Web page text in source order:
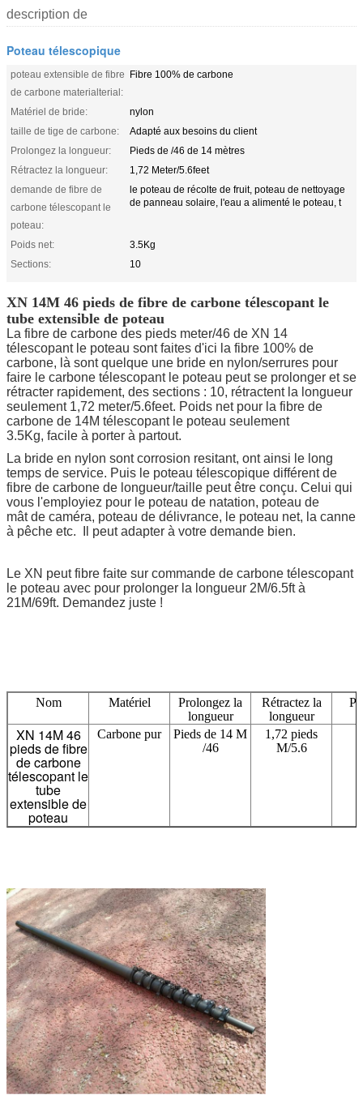
description de
Poteau télescopique
poteau extensible de fibre
de carbone materialterial:
Fibre 100% de carbone
Matériel de bride:
nylon
taille de tige de carbone:
Adapté aux besoins du client
Prolongez la longueur:
Pieds de /46 de 14 mètres
Rétractez la longueur:
1,72 Meter/5.6feet
demande de fibre de
carbone télescopant le
poteau:
le poteau de récolte de fruit, poteau de nettoyage
de panneau solaire, l'eau a alimenté le poteau, t
Poids net:
3.5Kg
Sections:
10
XN 14M 46 pieds de fibre de carbone télescopant le
tube extensible de poteau
La fibre de carbone des pieds meter/46 de XN 14
télescopant le poteau sont faites d'ici la fibre 100% de
carbone, là sont quelque une bride en nylon/serrures pour
faire le carbone télescopant le poteau peut se prolonger et se
rétracter rapidement, des sections : 10, rétractent la longueur
seulement 1,72 meter/5.6feet. Poids net pour la fibre de
carbone de 14M télescopant le poteau seulement
3.5Kg, facile à porter à partout.
La bride en nylon sont corrosion resitant, ont ainsi le long
temps de service. Puis le poteau télescopique différent de
fibre de carbone de longueur/taille peut être conçu. Celui qui
vous l'employiez pour le poteau de natation, poteau de
mât de caméra, poteau de délivrance, le poteau net, la canne
à pêche etc. Il peut adapter à votre demande bien.
Le XN peut fibre faite sur commande de carbone télescopant
le poteau avec pour prolonger la longueur 2M/6.5ft à
21M/69ft. Demandez juste !
Nom Matériel
Prolongez la
longueur
Rétractez la
longueur
XN 14M 46
pieds de fibre
de carbone
télescopant le
tube
extensible de
poteau
Carbone pur
Pieds de 14 M
/46
1,72 pieds
M/5.6